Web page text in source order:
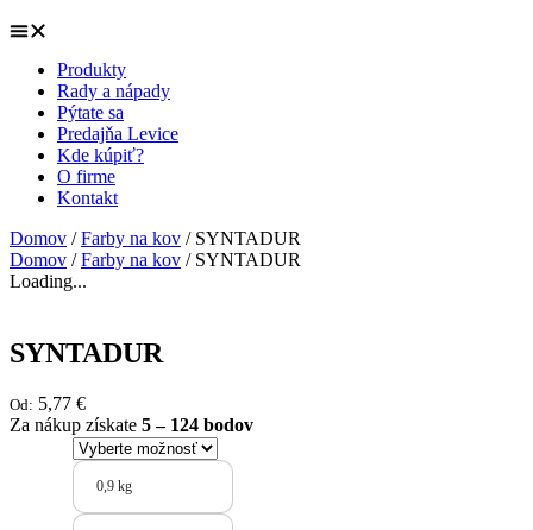
Produkty
Rady a nápady
Pýtate sa
Predajňa Levice
Kde kúpiť?
O firme
Kontakt
Domov /Farby na kov / SYNTADUR
Domov /Farby na kov / SYNTADUR
Loading...
SYNTADUR
Od: 5,77 €
Za nákup získate 5 – 124 bodov
0,9 kg